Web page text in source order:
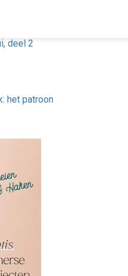
deel 2
het patroon